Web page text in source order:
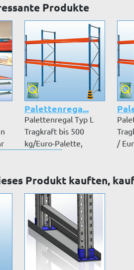
Produkte
Palettenrega...
Palettenregal Typ L
Tragkraft bis 500
kg/Euro-Palette,
/
Produkt kauften,